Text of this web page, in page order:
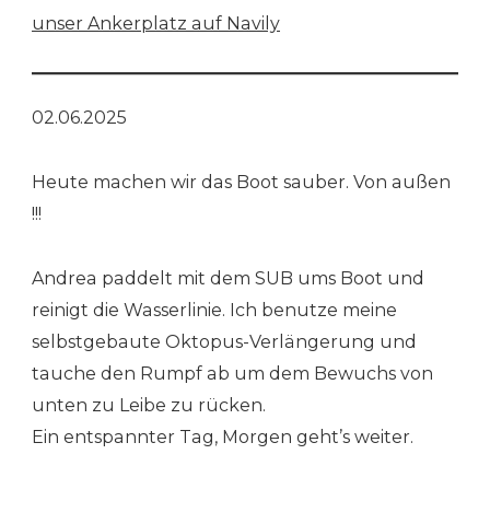
unser Ankerplatz auf Navily
02.06.2025
Heute machen wir das Boot sauber. Von außen
!!!
Andrea paddelt mit dem SUB ums Boot und
reinigt die Wasserlinie. Ich benutze meine
selbstgebaute Oktopus-Verlängerung und
tauche den Rumpf ab um dem Bewuchs von
unten zu Leibe zu rücken.
Ein entspannter Tag, Morgen geht’s weiter.